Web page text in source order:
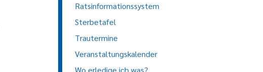
Ratsinformationssystem
Sterbetafel
Trautermine
Veranstaltungskalender
Wo erledige ich was?